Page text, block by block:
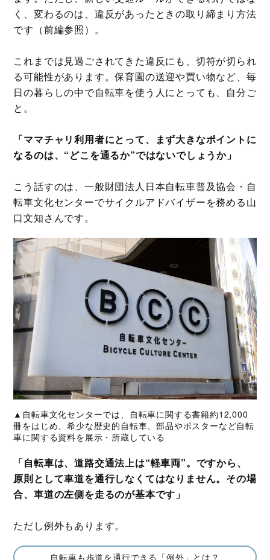
く、変わるのは、違反があったときの取り締まり方法
です（前編参照）。
これまでは見過ごされてきた違反にも、切符が切られ
る可能性があります。保育園の送迎や買い物など、毎
日の暮らしの中で自転車を使う人にとっても、自分ご
と。
「ママチャリ利用者にとって、まず大きなポイントに
なるのは、“どこを通るか”ではないでしょうか」
こう話すのは、一般財団法人日本自転車普及協会・自
転車文化センターでサイクルアドバイザーを務める山
口文知さんです。
▲自転車文化センターでは、自転車に関する書籍約12,000
冊をはじめ、希少な歴史的自転車、部品やポスターなど自転
車に関する資料を展示・所蔵している
「自転車は、道路交通法上は“軽車両”。ですから、
原則として車道を通行しなくてはなりません。その場
合、車道の左側を走るのが基本です」
ただし例外もあります。
自転車も歩道を通行できる「例外」とは？